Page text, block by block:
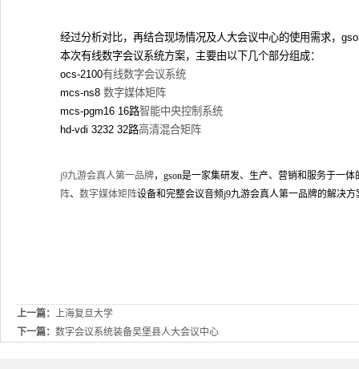
经过分析对比，再结合现场情况及人大会议中心的使用需求，
本次有线数字会议系统方案，主要由以下几个部分组成：
ocs-2100有线数字会议系统
mcs-ns8 数字媒体矩阵
mcs-pgm16 16路智能中央控制系统
hd-vdi 3232 32路高清混合矩阵
j9九游会真人第一品牌，gson是一家集研发、生产、营销和服务于一
阵、 数字媒体矩阵设备和完整会议音频j9九游会真人第一品牌的解决方
上一篇： 上海复旦大学
下一篇： 数字会议系统装备吴堡县人大会议中心